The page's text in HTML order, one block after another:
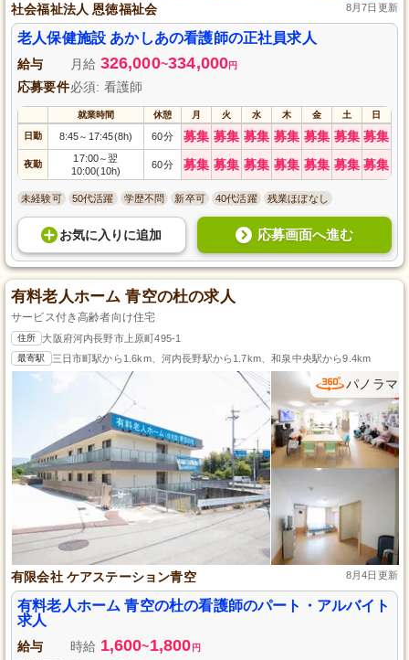
社会福祉法人 恩徳福祉会 8月7日更新
老人保健施設 あかしあの看護師の正社員求人
給与 月給 326,000~334,000円
応募要件必須: 看護師
就業時間 休憩 月 火 水 木 金 土 日
日勤 8:45～ 17:45(8h) 60分 募集 募集 募集 募集 募集 募集 募集
夜勤
17:00～翌
10:00(10h)
60分 募集 募集 募集 募集 募集 募集 募集
未経験可 50代活躍 学歴不問 新卒可 40代活躍 残業ほぼなし
お気に入り に追加 応募画面へ進む
有料老人ホーム 青空の杜の求人
サービス付き高齢者向け住宅
住所 大阪府河内長野市上原町495-1
最寄駅 三日市町駅から1.6km、河内長野駅から1.7km、和泉中央駅から9.4km
パノラマ
有限会社 ケアステーション青空 8月4日更新
有料老人ホーム 青空の杜の看護師のパート・アルバイト
求人
給与 時給 1,600~1,800 円